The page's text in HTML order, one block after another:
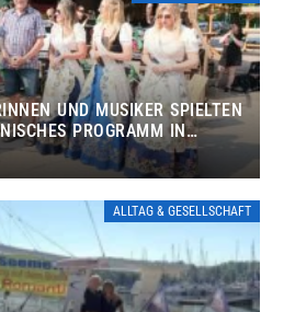
UND MUSIKER SPIELTEN
PROGRAMM IN
ALLTAG & GESELLSCHAFT